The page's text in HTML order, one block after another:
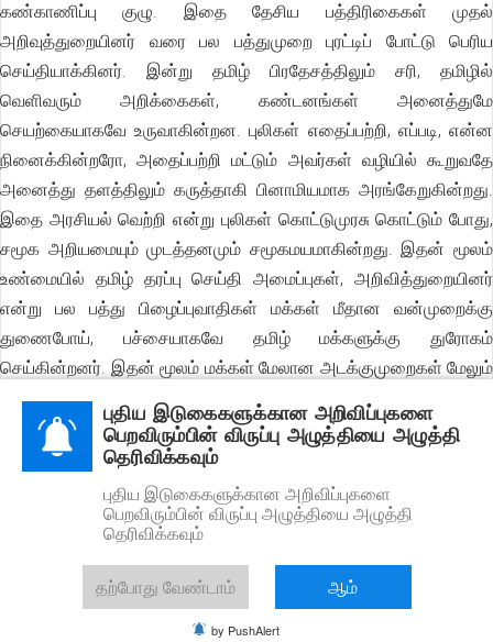
கண்காணிப்பு குழு. இதை தேசிய பத்திரிகைகள் முதல்
அறிவுத்துறையினர் வரை பல பத்துமுறை புரட்டிப் போட்டு பெரிய
செய்தியாக்கினர். இன்று தமிழ் பிரதேசத்திலும் சரி, தமிழில்
வெளிவரும் அறிக்கைகள், கண்டனங்கள் அனைத்துமே
செயற்கையாகவே உருவாகின்றன. புலிகள் எதைப்பற்றி, எப்படி, என்ன
நினைக்கின்றரோ, அதைப்பற்றி மட்டும் அவர்கள் வழியில் கூறுவதே
அனைத்து தளத்திலும் கருத்தாகி பினாமியமாக அரங்கேறுகின்றது.
இதை அரசியல் வெற்றி என்று புலிகள் கொட்டுமுரசு கொட்டும் போது,
சமூக அறியமையும் முடத்தனமும் சமூகமயமாகின்றது. இதன் மூலம்
உண்மையில் தமிழ் தரப்பு செய்தி அமைப்புகள், அறிவித்துறையினர்
என்று பல பத்து பிழைப்புவாதிகள் மக்கள் மீதான வன்முறைக்கு
துணைபோய், பச்சையாகவே தமிழ் மக்களுக்கு துரோகம்
செய்கின்றனர். இதன் மூலம் மக்கள் மேலான அடக்குமுறைகள் மேலும்
அதிகரிக்க துணைபோகின்றனர். இதுதான் பினாமி அரசியலின்
உள்ளடக்கமாகும்;.
குழந்தைகளுக்காக முதலை கண்ணீர் வடிக்கும் ஏகாதிபத்திய
நலன்களுடன் இணங்கும் குறுந்தேசியம், சமூக அறியாமையை
ஆயுதபாணியாக்கி போராட்டமாக்கின்றனர்
சிறுவர்களை ஆயுதபாணியாக்குவதாக புலிகள் மேல் குற்றம்சாட்டி,
இதை ஒரு மனித உரிமை மீறாலாக ஏகாதிபத்தியங்கள்
உலகமயமாக்கின்றனர். ஏகாதிபத்தியம் தனது நலன் சார்ந்து கூக்குரல்
புதிய இடுகைகளுக்கான அறிவிப்புகளை
பெறவிரும்பின் விருப்பு அழுத்தியை அழுத்தி
தெரிவிக்கவும்
புதிய இடுகைகளுக்கான அறிவிப்புகளை
பெறவிரும்பின் விருப்பு அழுத்தியை அழுத்தி
தெரிவிக்கவும்
தற்போது வேண்டாம் ஆம்
by PushAlert